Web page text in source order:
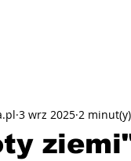
3 wrz 2025 2